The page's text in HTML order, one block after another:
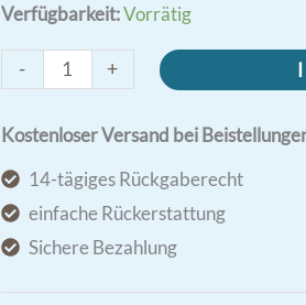
Verfügbarkeit:Vorrätig
-
Herz
Statue
21cm
Menge
+
Kostenloser Versand bei
14-tägiges Rückgaberecht
einfache Rückerstattung
Sichere Bezahlung